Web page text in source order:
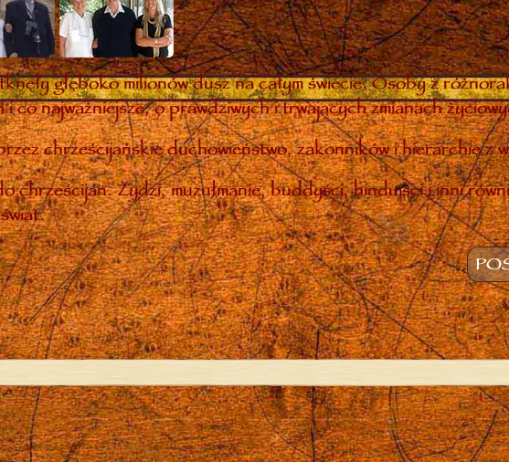
głęboko milionów dusz na całym świecie. Osoby z
co najważniejsze, o prawdziwych i trwających zmianach
chrześcijańskie duchowieństwo, zakonników i hierarchię z
chrześcijan. Żydzi, muzułmanie, buddyści, hinduiści i inni